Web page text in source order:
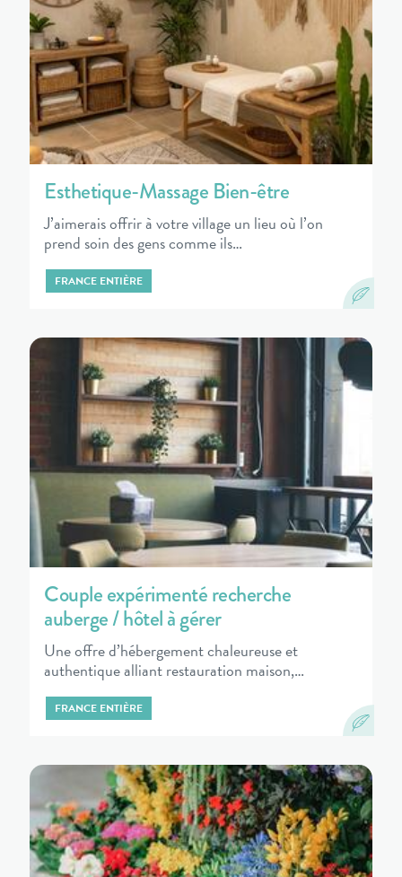
Esthetique-Massage Bien-être
J’aimerais offrir à votre village un lieu où l’on
prend soin des gens comme ils…
FRANCE ENTIÈRE
Couple expérimenté recherche
auberge / hôtel à gérer
Une offre d’hébergement chaleureuse et
authentique alliant restauration maison,…
FRANCE ENTIÈRE